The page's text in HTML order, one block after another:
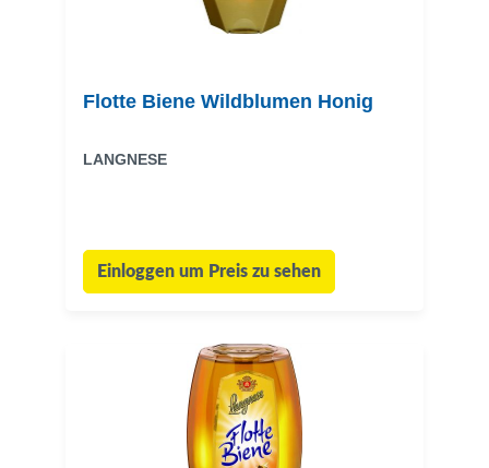
Flotte Biene Wildblumen Honig
LANGNESE
Einloggen um Preis zu sehen